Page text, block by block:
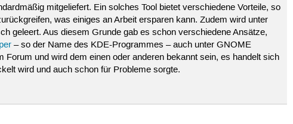
mitgeliefert. Ein solches Tool bietet verschiedene Vorteile, so
was einiges an Arbeit ersparen kann. Zudem wird unter
geleert. Aus diesem Grunde gab es schon verschiedene Ansätze,
– so der Name des KDE-Programmes – auch unter GNOME
und wird dem einen oder anderen bekannt sein, es handelt sich
wird und auch schon für Probleme sorgte.